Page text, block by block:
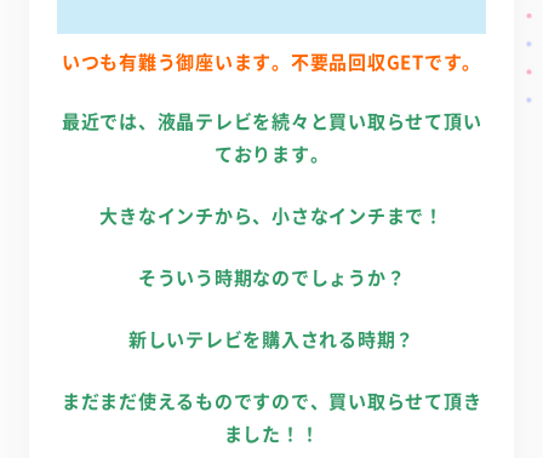
いつも有難う御座います。不要品回収GETです。
最近では、液晶テレビを続々と買い取らせて頂い
ております。
大きなインチから、小さなインチまで！
そういう時期なのでしょうか？
新しいテレビを購入される時期？
まだまだ使えるものですので、買い取らせて頂き
ました！！